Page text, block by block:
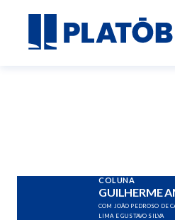
COLUNA
GUILHERME
COM JOÃO PEDROSO DE
LIMA E GUSTAVO SILVA